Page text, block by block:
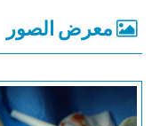
معرض الصور